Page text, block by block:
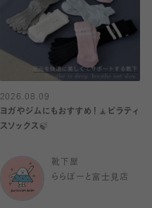
2026.08.09
ヨガやジムにもおすすめ！🧘ピラティ
スソックス🍃
靴下屋
ららぽーと富士見店